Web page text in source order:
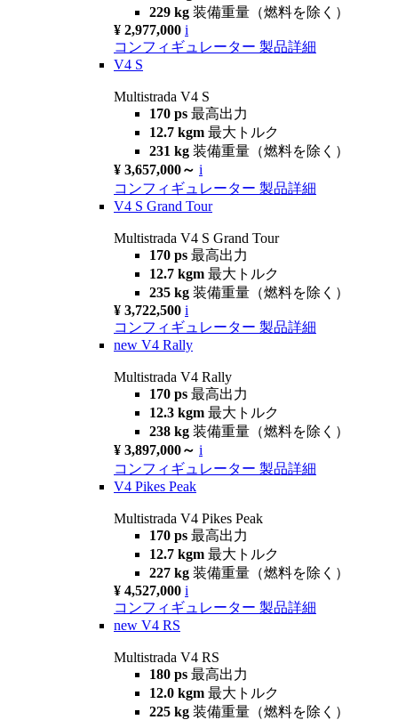
229 kg 装備重量（燃料を除く）
¥ 2,977,000 i
コンフィギュレーター 製品詳細
V4 S
Multistrada V4 S
170 ps 最高出力
12.7 kgm 最大トルク
231 kg 装備重量（燃料を除く）
¥ 3,657,000～ i
コンフィギュレーター 製品詳細
V4 S Grand Tour
Multistrada V4 S Grand Tour
170 ps 最高出力
12.7 kgm 最大トルク
235 kg 装備重量（燃料を除く）
¥ 3,722,500 i
コンフィギュレーター 製品詳細
new V4 Rally
Multistrada V4 Rally
170 ps 最高出力
12.3 kgm 最大トルク
238 kg 装備重量（燃料を除く）
¥ 3,897,000～ i
コンフィギュレーター 製品詳細
V4 Pikes Peak
Multistrada V4 Pikes Peak
170 ps 最高出力
12.7 kgm 最大トルク
227 kg 装備重量（燃料を除く）
¥ 4,527,000 i
コンフィギュレーター 製品詳細
new V4 RS
Multistrada V4 RS
180 ps 最高出力
12.0 kgm 最大トルク
225 kg 装備重量（燃料を除く）